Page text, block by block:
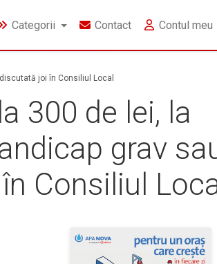
Categorii Contact Contul meu
joi în Consiliul Local
300 de lei, la
grav
Consiliul